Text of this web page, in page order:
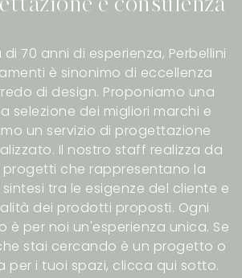
e consulenza
di 70 anni di esperienza, Perbellini
è sinonimo di eccellenza
di design. Proponiamo una
selezione dei migliori marchi e
un servizio di progettazione
Il nostro staff realizza da
progetti che rappresentano la
tra le esigenze del cliente e
dei prodotti proposti. Ogni
è per noi un'esperienza unica. Se
stai cercando è un progetto o
per i tuoi spazi, clicca qui sotto.